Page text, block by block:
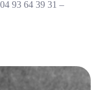
93 64 39 31 –